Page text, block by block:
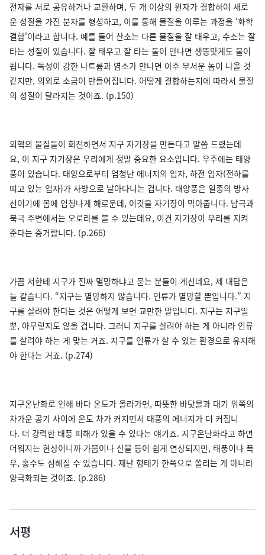
전자를 서로 공유하거나 교환하며, 두 개 이상의 원자가 결합하여 새로
운 성질을 가진 분자를 형성하고, 이를 통해 물질을 이루는 과정을 '화학
결합'이라고 합니다. 예를 들어 산소는 다른 물질을 잘 태우고, 수소는 잘
타는 성질이 있습니다. 잘 태우고 잘 타는 둘이 만나면 생뚱맞게도 물이
됩니다. 독성이 강한 나트륨과 염소가 만나면 아주 무서운 놈이 나올 것
같지만, 의외로 소금이 만들어집니다. 어떻게 결합하는지에 따라서 물질
의 성질이 달라지는 것이죠. (p.150)
외핵의 물질들이 회전하면서 지구 자기장을 만든다고 말씀 드렸는데
요, 이 지구 자기장은 우리에게 정말 중요한 요소입니다. 우주에는 태양
풍이 있습니다. 태양으로부터 엄청난 에너지의 입자, 하전 입자(전하를
띠고 있는 입자)가 사방으로 날아다니는 겁니다. 태양풍은 일종의 방사
선이기에 몸에 엄청나게 해로운데, 이것을 자기장이 막아줍니다. 남극과
북극 주변에서는 오로라를 볼 수 있는데요, 이건 자기장이 우리를 지켜
준다는 증거랍니다. (p.266)
가끔 저한테 지구가 진짜 멸망하냐고 묻는 분들이 계신데요, 제 대답은
늘 같습니다. “지구는 멸망하지 않습니다. 인류가 멸망할 뿐입니다.” 지
구를 살려야 한다는 것은 어떻게 보면 교만한 말입니다. 지구는 지구일
뿐, 아무렇지도 않을 겁니다. 그러니 지구를 살려야 하는 게 아니라 인류
를 살려야 하는 게 맞는 거죠. 지구를 인류가 살 수 있는 환경으로 유지해
야 한다는 거죠. (p.274)
지구온난화로 인해 바다 온도가 올라가면, 따뜻한 바닷물과 대기 위쪽의
차가운 공기 사이에 온도 차가 커지면서 태풍의 에너지가 더 커집니
다. 더 강력한 태풍 피해가 있을 수 있다는 얘기죠. 지구온난화라고 하면
더워지는 현상이니까 가뭄이나 산불 등이 쉽게 연상되지만, 태풍이나 폭
우, 홍수도 심해질 수 있습니다. 재난 형태가 한쪽으로 쏠리는 게 아니라
양극화되는 것이죠. (p.286)
서평